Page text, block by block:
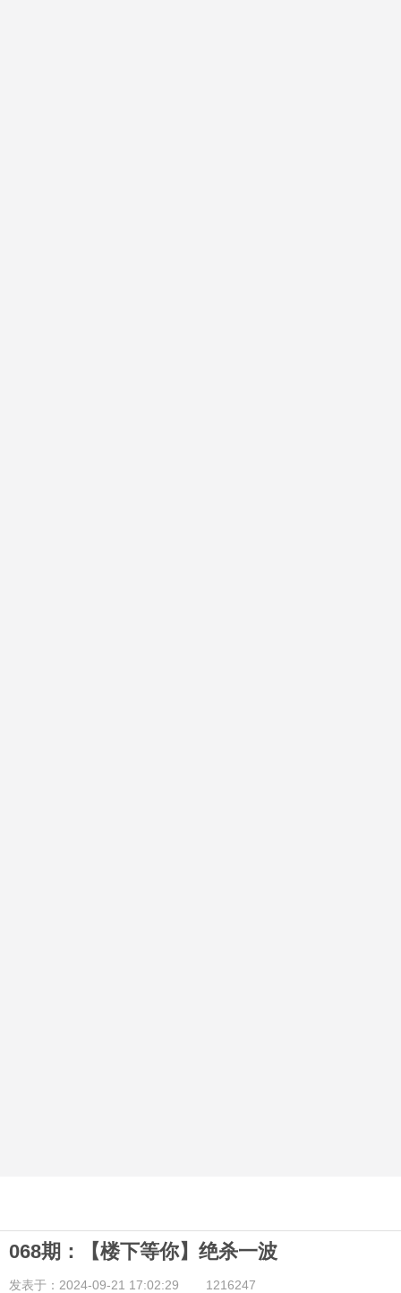
068期：【楼下等你】绝杀一波
发表于：2024-09-21 17:02:29 1216247